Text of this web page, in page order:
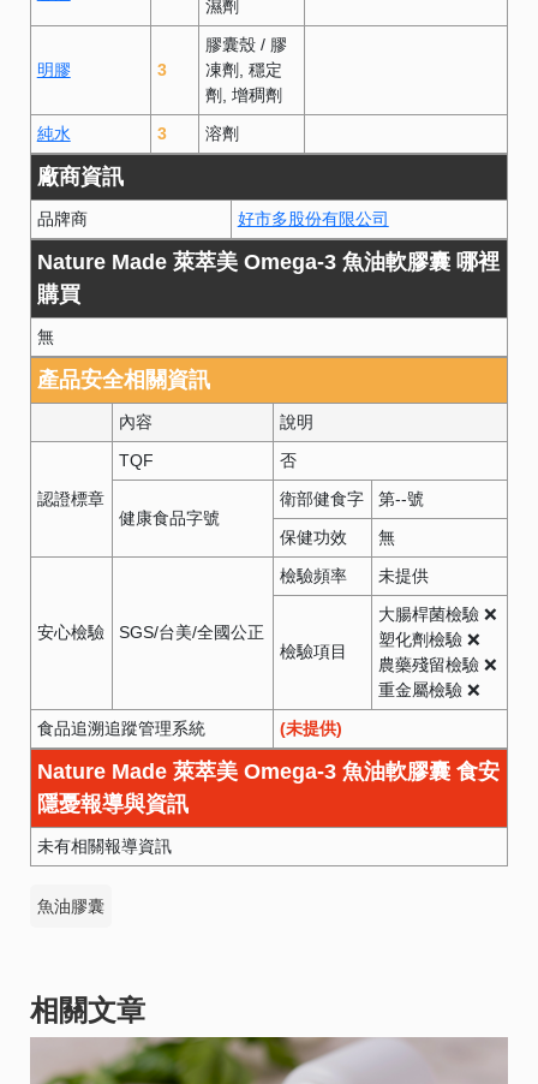
濕劑
明膠 3
膠囊殼 / 膠
凍劑
穩定
劑
增稠劑
純水
3 溶劑
廠商資訊
品牌商 好市多股份有限公司
Nature Made 萊萃美 Omega-3 魚油軟膠囊 哪裡
購買
無
產品安全相關資訊
內容 說明
認證標章
TQF 否
健康食品字號
衛部健食字 第--號
保健功效
無
安心檢驗 SGS/台美/全國公正
檢驗頻率 未提供
檢驗項目
大腸桿菌檢驗 ❌
塑化劑檢驗 ❌
農藥殘留檢驗 ❌
重金屬檢驗 ❌
食品追溯追蹤管理系統
(未提供)
Nature Made 萊萃美 Omega-3 魚油軟膠囊 食安
隱憂報導與資訊
未有相關報導資訊
魚油膠囊
相關文章